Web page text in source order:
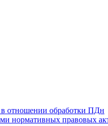
отношении обработки ПДн
нормативных правовых